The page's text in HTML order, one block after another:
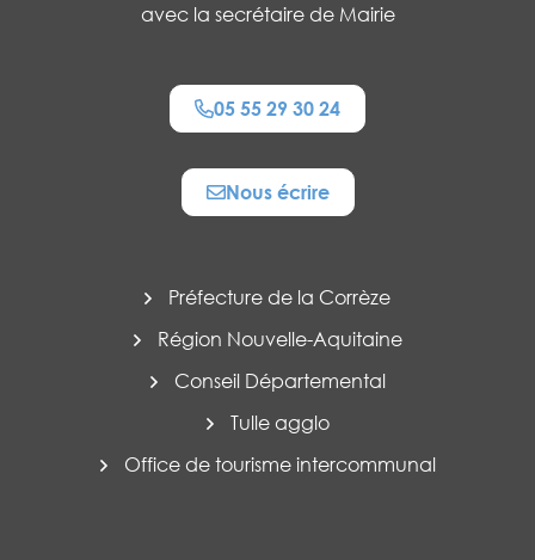
avec la secrétaire de Mairie
05 55 29 30 24
Nous écrire
Préfecture de la Corrèze
Région Nouvelle-Aquitaine
Conseil Départemental
Tulle agglo
Office de tourisme intercommunal